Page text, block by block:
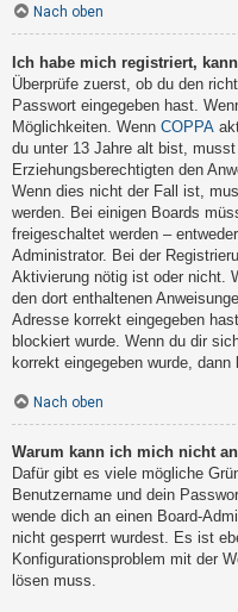
Nach oben
Ich habe mich registriert,
Überprüfe zuerst, ob du den
Passwort eingegeben hast.
Möglichkeiten. Wenn COPPA
du unter 13 Jahre alt bist,
Erziehungsberechtigten den
Wenn dies nicht der Fall ist,
werden. Bei einigen Boards
freigeschaltet werden –
Administrator. Bei der
Aktivierung nötig ist oder nicht.
den dort enthaltenen
Adresse korrekt eingegeben
blockiert wurde. Wenn du dir
korrekt eingegeben wurde,
Nach oben
Warum kann ich mich nicht
Dafür gibt es viele mögliche
Benutzername und dein
wende dich an einen Board-
nicht gesperrt wurdest. Es ist
Konfigurationsproblem mit der
lösen muss.